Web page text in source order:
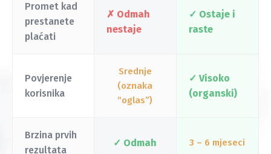
Promet kad
prestanete
plaćati
✗ Odmah
nestaje
✓ Ostaje i
raste
Povjerenje
korisnika
Srednje
(oznaka
“oglas”)
✓ Visoko
(organski)
Brzina prvih
rezultata
✓ Odmah 3 – 6 mjeseci